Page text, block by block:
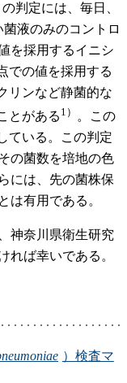
判定には、毎日、
液のみのコントロ
を採用するイニシ
での値を採用する
リンなど静菌的な
とがある 1） 。この
ている。この判定
の菌数を培地の色
には、先の菌株保
は有用である。
神奈川県衛生研究
れば幸いである。
）検査マ